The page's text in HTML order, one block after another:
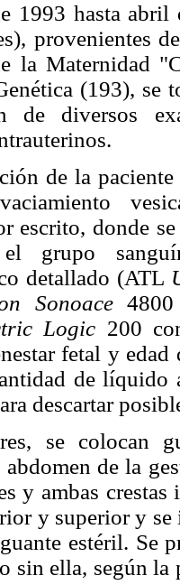
1993 hasta
provenientes
la Maternidad
(193), se
de diversos
de la
escrito, donde
grupo
detallado (ATL
Sonoace4800
Logic 200
fetal y
de líquido
descartar
se colocan
abdomen de la
y ambas
y superior y
estéril. Se
sin ella, según la